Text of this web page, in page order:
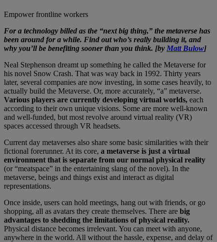
Empower frontline workers
For a technology billed as the “next big thing,” the metaverse has
been around for a while. Find out who’s really building it, and
why you’ll be benefiting sooner than you think. [by Matt Bulow]
Neal Stephenson dreamt up something he called the Metaverse for
his novel Snow Crash. That was way back in 1992. Thirty years
later, several companies are now investing, in some cases heavily, to
actually build the Metaverse. Or, more accurately, “a” metaverse.
Various players are currently developing virtual worlds, each
according to their own unique visions. Some are more well-known
and well-funded, but most revolve around virtual reality (VR)
spaces accessed through VR headsets.
Current day metaverses also share some basic similarities with their
fictional forerunner. At its core, a metaverse is just a virtual
environment that is separate from our normal physical reality
(or “meatspace” in the entertaining slang of the novel). In the
metaverse, beings and things exist and interact as digital
representations.
Once inside, users can hold meetings, hang out with friends, or go
shopping, all as avatars they create themselves. There are big
advantages to shedding the limitations of physical reality.
Physical distance becomes irrelevant. You can meet with anyone,
anywhere in the world. All without the hassle, expense, and delay of